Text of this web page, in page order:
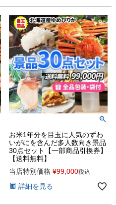
お米1年分を目玉に人気のずわ
いがにを含んだ多人数向き景品
30点セット【一部商品引換券】
【送料無料】
当店特別価格 ¥99,000税込
詳細を見る